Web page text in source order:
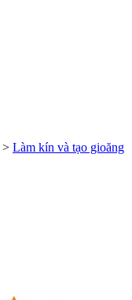
> Làm kín và tạo gioăng